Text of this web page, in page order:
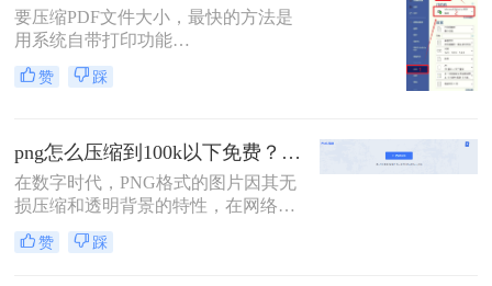
小，一起往下看吧！
要压缩PDF文件大小，最快的方法是
用系统自带打印功能
（Windows/macOS均支持）或在线免
费工具（如PDFmao、转转大师）直
业软件「转转大师PDF转换器」——
它支持自定义压缩等级、图片重采
样，且完全本地处理，安全无广告。
的需求，然后逐一详解每种方法的具
赞 踩
png怎么压缩到100k以下免费？分享三个高效压缩方法！
在数字时代，PNG格式的图片因其无
损压缩和透明背景的特性，在网络传
播和设计中备受欢迎。然而，PNG图
片有时会因为文件过大而影响加载速
赞 踩